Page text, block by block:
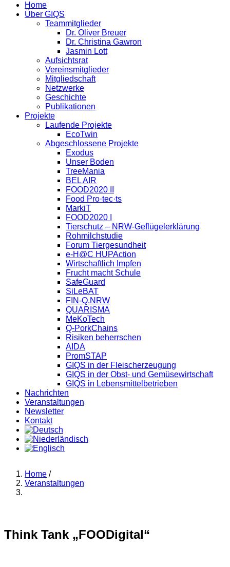
Home
Über GIQS
Teammitglieder
Dr. Oliver Breuer
Dr. Christina Gawron
Jasmin Lott
Aufsichtsrat
Vereinsmitglieder
Mitgliedschaft
Netzwerke
Geschichte
Publikationen
Projekte
Laufende Projekte
EcoTwin
Abgeschlossene Projekte
Exodus
Unser Boden
TreeMania
BEL AIR
FOOD2020 II
Food Pro·tec·ts
MarkiT
FOOD2020 I
Tierschutz – NRW-Geflügelerklärung
Rohmilchstudie
Forum Tiergesundheit
e-H@C HUPAction
Wirtschaftlich Impfen
Frucht macht Schule
SafeGuard
SiLeBAT
FIN-Q.NRW
QUARISMA
MeKoTech
Q-PorkChains
Risiken beherrschen
AIDA
PromSTAP
GIQS in der Fleischerzeugung
GIQS in der Obst- und Gemüsewirtschaft
GIQS in Lebensmittelbetrieben
Nachrichten
Veranstaltungen
Newsletter
Kontakt
Home /
Veranstaltungen
Think Tank „FOODigital“